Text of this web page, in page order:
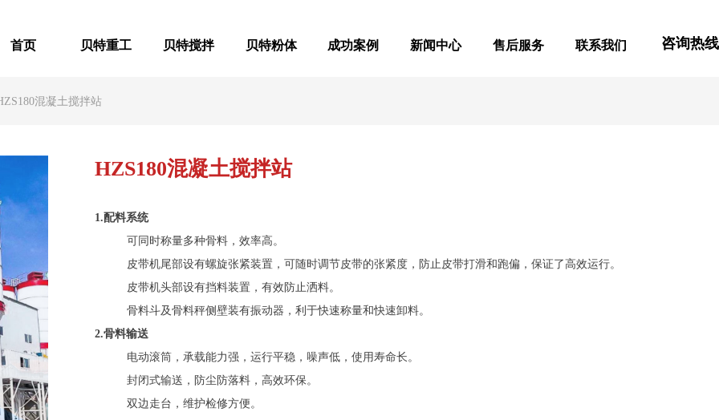
首页
首页
贝特重工
贝特重工
贝特搅拌 贝特粉体 成功案例 新闻中心 售后服务 联系我们 咨询热
混凝土搅拌站
HZS180混凝土搅拌站
1.配料系统
可同时称量多种骨料，效率高。
皮带机尾部设有螺旋张紧装置，可随时调节皮带的张紧度，防止皮带打滑和跑偏，保证了高效运行。
皮带机头部设有挡料装置，有效防止洒料。
骨料斗及骨料秤侧壁装有振动器，利于快速称量和快速卸料。
2.骨料输送
电动滚筒，承载能力强，运行平稳，噪声低，使用寿命长。
封闭式输送，防尘防落料，高效环保。
双边走台，维护检修方便。